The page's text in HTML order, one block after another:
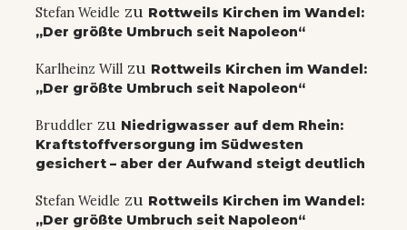
Stefan Weidle zu Rottweils Kirchen im Wandel:
„Der größte Umbruch seit Napoleon“
Karlheinz Will zu Rottweils Kirchen im Wandel:
„Der größte Umbruch seit Napoleon“
Bruddler zu Niedrigwasser auf dem Rhein:
Kraftstoffversorgung im Südwesten
gesichert – aber der Aufwand steigt deutlich
Stefan Weidle zu Rottweils Kirchen im Wandel:
„Der größte Umbruch seit Napoleon“